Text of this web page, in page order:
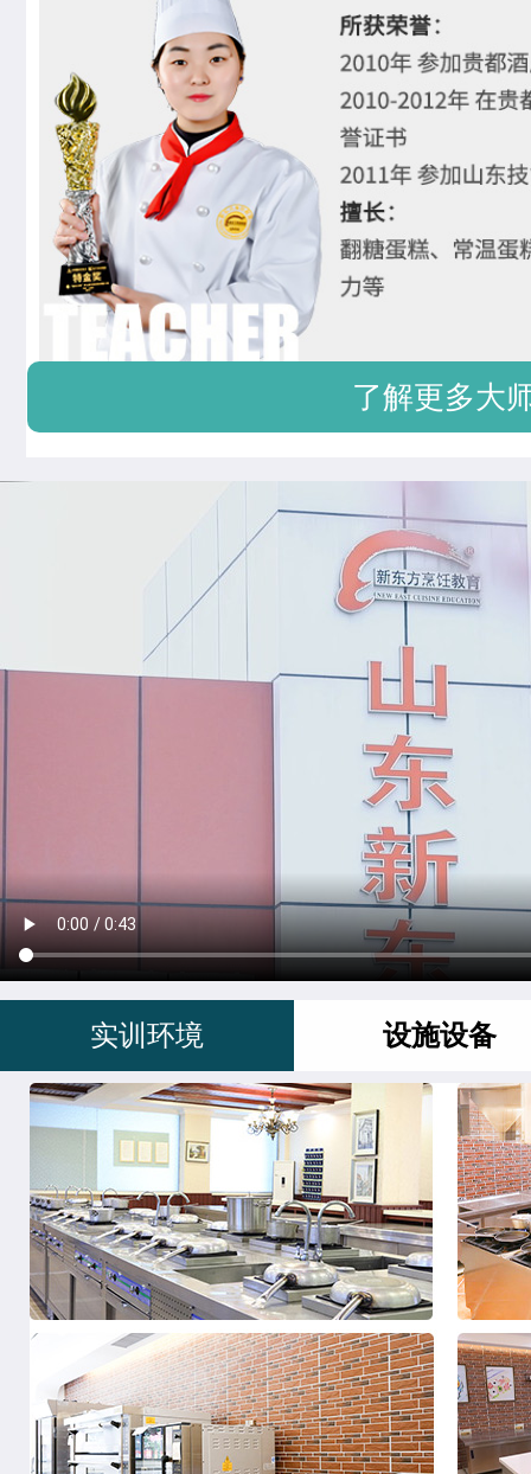
了解更多大
实训环境 设施设备